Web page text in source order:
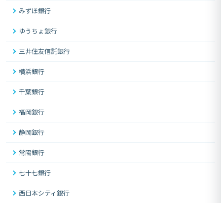
みずほ銀行
ゆうちょ銀行
三井住友信託銀行
横浜銀行
千葉銀行
福岡銀行
静岡銀行
常陽銀行
七十七銀行
西日本シティ銀行